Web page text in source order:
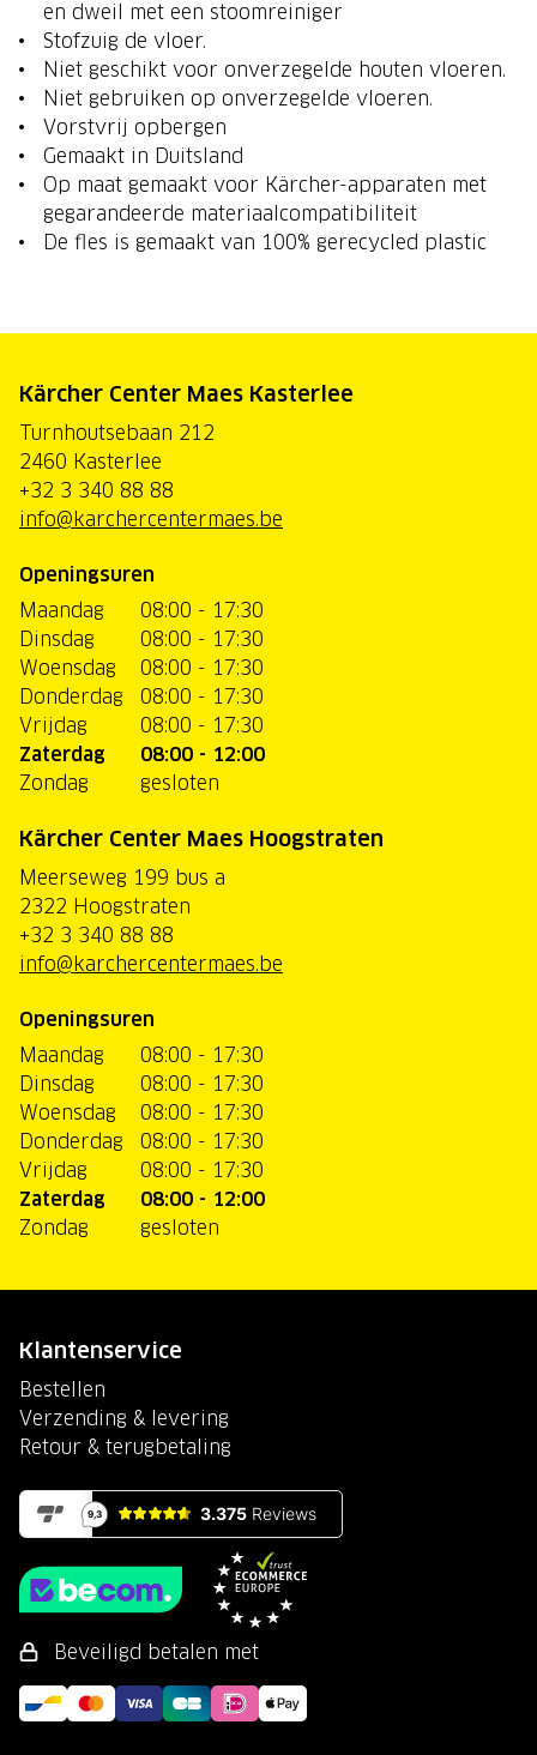
en dweil met een stoomreiniger
Stofzuig de vloer.
Niet geschikt voor onverzegelde houten vloeren.
Niet gebruiken op onverzegelde vloeren.
Vorstvrij opbergen
Gemaakt in Duitsland
Op maat gemaakt voor Kärcher-apparaten met
gegarandeerde materiaalcompatibiliteit
De fles is gemaakt van 100% gerecycled plastic
Kärcher Center Maes Kasterlee
Turnhoutsebaan 212
2460 Kasterlee
+32 3 340 88 88
info@karchercentermaes.be
Openingsuren
Maandag
08:00 - 17:30
Dinsdag
08:00 - 17:30
Woensdag
08:00 - 17:30
Donderdag
08:00 - 17:30
Vrijdag
08:00 - 17:30
Zaterdag
08:00 - 12:00
Zondag
gesloten
Kärcher Center Maes Hoogstraten
Meerseweg 199 bus a
2322 Hoogstraten
+32 3 340 88 88
info@karchercentermaes.be
Openingsuren
Maandag
08:00 - 17:30
Dinsdag
08:00 - 17:30
Woensdag
08:00 - 17:30
Donderdag
08:00 - 17:30
Vrijdag
08:00 - 17:30
Zaterdag
08:00 - 12:00
Zondag
gesloten
Klantenservice
Bestellen
Verzending & levering
Retour & terugbetaling
Beveiligd betalen met